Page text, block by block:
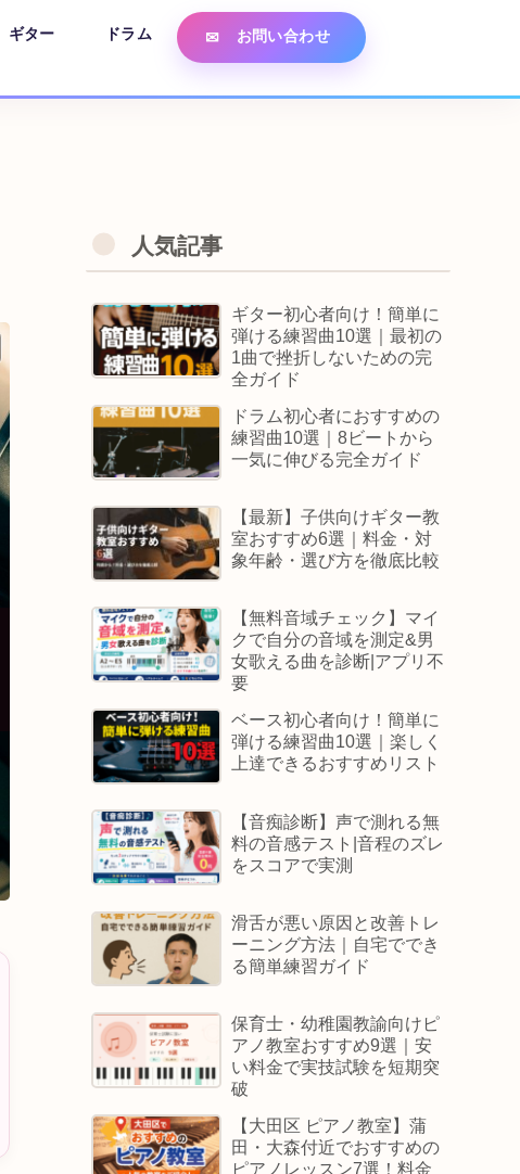
ギター ドラム お問い合わせ
人気記事
ギター初心者向け！簡単に
弾ける練習曲10選｜最初の
1曲で挫折しないための完
全ガイド
ドラム初心者におすすめの
練習曲10選｜8ビートから
一気に伸びる完全ガイド
【最新】子供向けギター教
室おすすめ6選｜料金・対
象年齢・選び方を徹底比較
【無料音域チェック】マイ
クで自分の音域を測定&男
女歌える曲を診断|アプリ不
要
ベース初心者向け！簡単に
弾ける練習曲10選｜楽しく
上達できるおすすめリスト
【音痴診断】声で測れる無
料の音感テスト|音程のズレ
をスコアで実測
滑舌が悪い原因と改善トレ
ーニング方法｜自宅ででき
る簡単練習ガイド
保育士・幼稚園教諭向けピ
アノ教室おすすめ9選｜安
い料金で実技試験を短期突
破
【大田区 ピアノ教室】蒲
田・大森付近でおすすめの
ピアノレッスン7選！料金